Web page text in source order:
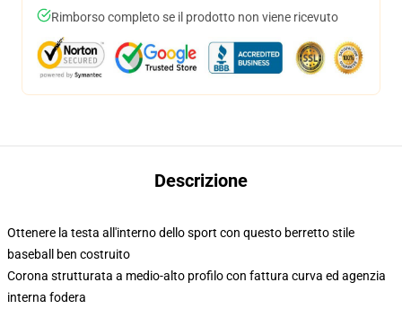
Rimborso completo se il prodotto non viene ricevuto
Descrizione
Ottenere la testa all'interno dello sport con questo berretto stile
baseball ben costruito
Corona strutturata a medio-alto profilo con fattura curva ed agenzia
interna fodera